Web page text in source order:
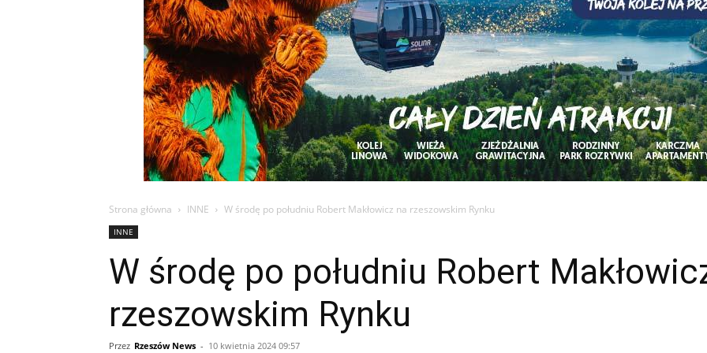
Strona główna INNE W środę po południu Robert Makłowicz na rzeszowskim Rynku
INNE
W środę po południu Robert
rzeszowskim Rynku
Przez Rzeszów News - 10 kwietnia 2024 09:57